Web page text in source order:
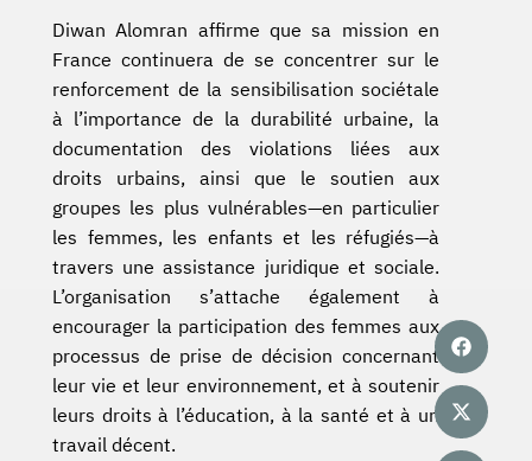
Diwan Alomran affirme que sa mission en
France continuera de se concentrer sur le
renforcement de la sensibilisation sociétale
à l’importance de la durabilité urbaine, la
documentation des violations liées aux
droits urbains, ainsi que le soutien aux
groupes les plus vulnérables—en particulier
les femmes, les enfants et les réfugiés—à
travers une assistance juridique et sociale.
L’organisation s’attache également à
encourager la participation des femmes aux
processus de prise de décision concernant
leur vie et leur environnement, et à soutenir
leurs droits à l’éducation, à la santé et à un
travail décent.